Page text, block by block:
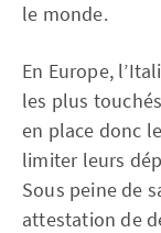
le monde.
En Europe,
les plus
en place donc
limiter leurs
Sous peine de
attestation de